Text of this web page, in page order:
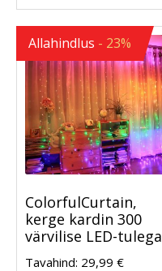
Allahindlus - 23%
ColorfulCurtain,
kerge kardin 300
värvilise LED-tulega
Tavahind: 29,99 €